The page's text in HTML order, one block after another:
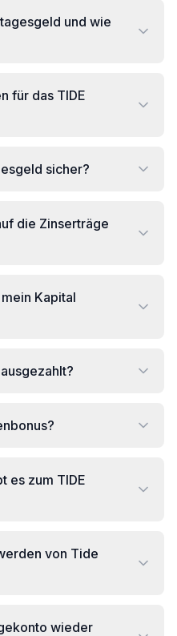
und wie
für das TIDE
sicher?
die Zinserträge
Kapital
es zum TIDE
von Tide
wieder